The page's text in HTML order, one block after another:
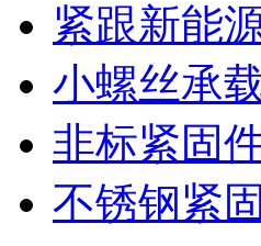
紧跟新能
小螺丝承
非标紧固
不锈钢紧